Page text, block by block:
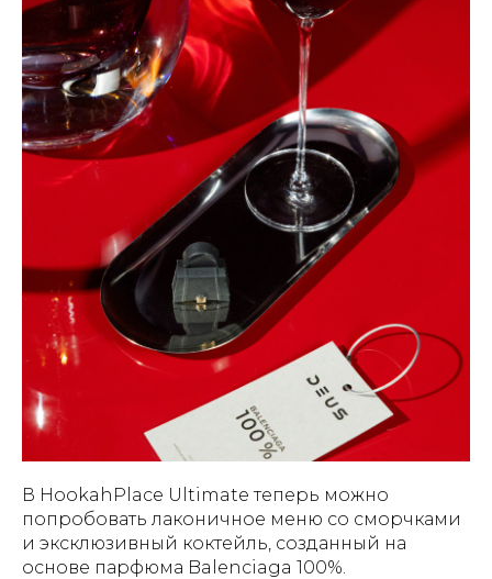
В HookahPlace Ultimate теперь можно
попробовать лаконичное меню со сморчками
и эксклюзивный коктейль, созданный на
основе парфюма Balenciaga 100%.